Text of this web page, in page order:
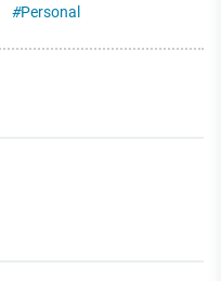
#Personal